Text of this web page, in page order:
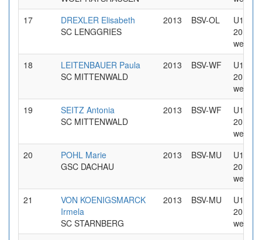
17
DREXLER Elisabeth
SC LENGGRIES
2013 BSV-OL
U14 Jg
2013
weiblich
18
LEITENBAUER Paula
SC MITTENWALD
2013 BSV-WF
U14 Jg
2013
weiblich
19
SEITZ Antonia
SC MITTENWALD
2013 BSV-WF
U14 Jg
2013
weiblich
20
POHL Marie
GSC DACHAU
2013 BSV-MU
U14 Jg
2013
weiblich
21
VON KOENIGSMARCK
Irmela
SC STARNBERG
2013 BSV-MU
U14 Jg
2013
weiblich